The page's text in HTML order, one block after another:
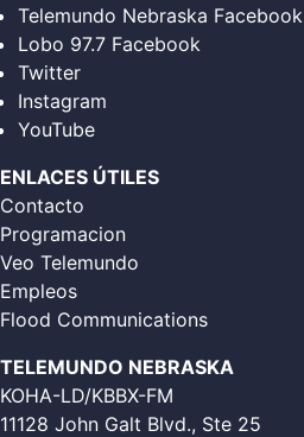
Telemundo Nebraska Facebook
Lobo 97.7 Facebook
Twitter
Instagram
YouTube
ENLACES ÚTILES
Contacto
Programacion
Veo Telemundo
Empleos
Flood Communications
TELEMUNDO NEBRASKA
KOHA-LD/KBBX-FM
11128 John Galt Blvd., Ste 25